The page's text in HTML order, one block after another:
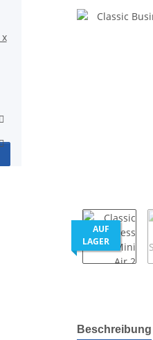
AUF
LAGER
weitere
Beschreibung